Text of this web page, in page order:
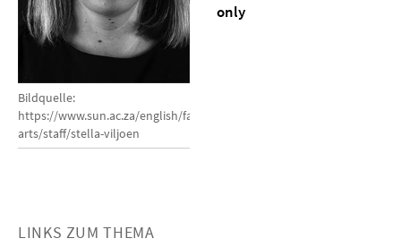
Bildquelle:
https://www.sun.ac.za/english/faculty/arts/visual-
arts/staff/stella-viljoen
only
LINKS ZUM THEMA